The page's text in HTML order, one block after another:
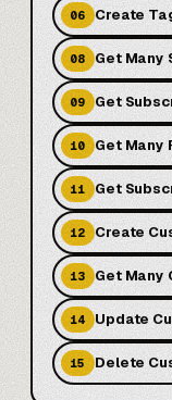
06 Create
08 Get Many
09 Get
10 Get Many
11 Get
12 Create
13 Get Many
14 Update
15 Delete